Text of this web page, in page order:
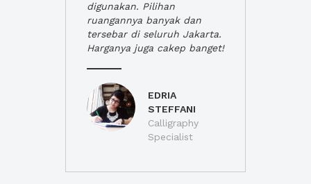
digunakan. Pilihan
ruangannya banyak dan
tersebar di seluruh Jakarta.
Harganya juga cakep banget!
EDRIA
STEFFANI
Calligraphy
Specialist